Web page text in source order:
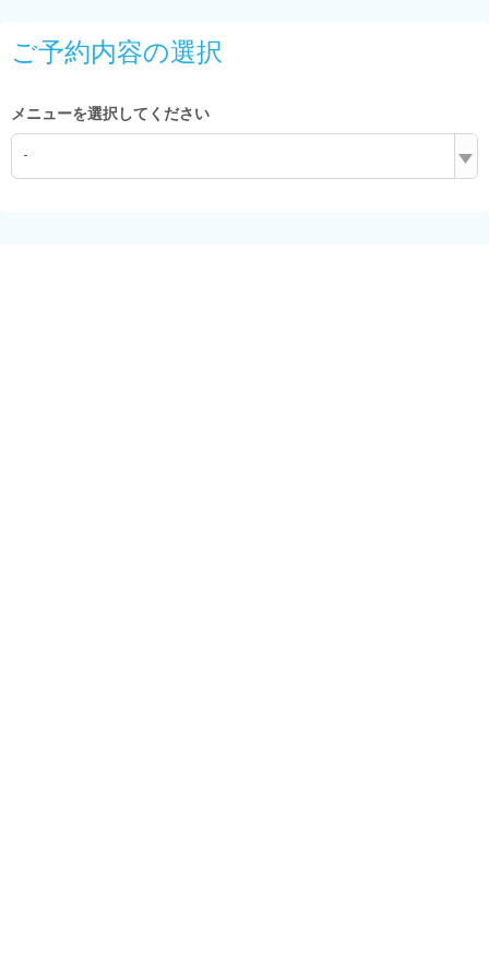
ご予約内容の選択
メニューを選択してください
-